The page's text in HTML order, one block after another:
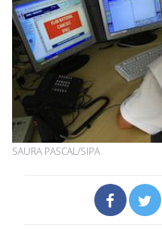
SAURA PASCAL/SIPA